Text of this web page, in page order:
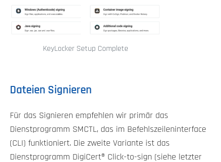
KeyLocker Setup Complete
Dateien Signieren
Für das Signieren empfehlen wir primär das
Dienstprogramm SMCTL, das im Befehlszeileninterface
(CLI) funktioniert. Die zweite Variante ist das
Dienstprogramm DigiCert​​®​​ Click-to-sign (siehe letzter